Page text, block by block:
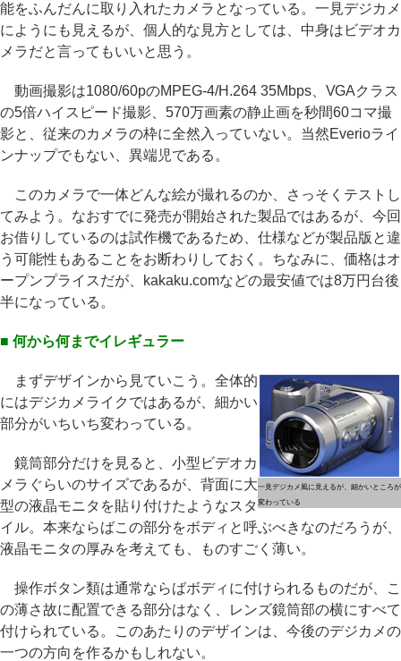
能をふんだんに取り入れたカメラとなっている。一見デジカメ
にようにも見えるが、個人的な見方としては、中身はビデオカ
メラだと言ってもいいと思う。
動画撮影は1080/60pのMPEG-4/H.264 35Mbps、VGAクラス
の5倍ハイスピード撮影、570万画素の静止画を秒間60コマ撮
影と、従来のカメラの枠に全然入っていない。当然Everioライ
ンナップでもない、異端児である。
このカメラで一体どんな絵が撮れるのか、さっそくテストし
てみよう。なおすでに発売が開始された製品ではあるが、今回
お借りしているのは試作機であるため、仕様などが製品版と違
う可能性もあることをお断わりしておく。ちなみに、価格はオ
ープンプライスだが、kakaku.comなどの最安値では8万円台後
半になっている。
■ 何から何までイレギュラー
一見デジカメ風に見えるが、細かいところが
変わっている
まずデザインから見ていこう。全体的
にはデジカメライクではあるが、細かい
部分がいちいち変わっている。
鏡筒部分だけを見ると、小型ビデオカ
メラぐらいのサイズであるが、背面に大
型の液晶モニタを貼り付けたようなスタ
イル。本来ならばこの部分をボディと呼ぶべきなのだろうが、
液晶モニタの厚みを考えても、ものすごく薄い。
操作ボタン類は通常ならばボディに付けられるものだが、こ
の薄さ故に配置できる部分はなく、レンズ鏡筒部の横にすべて
付けられている。このあたりのデザインは、今後のデジカメの
一つの方向を作るかもしれない。